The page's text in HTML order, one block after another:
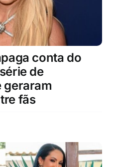
conta do
de
geraram
fãs